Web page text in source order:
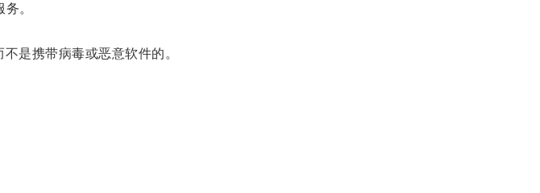
。
是携带病毒或恶意软件的。